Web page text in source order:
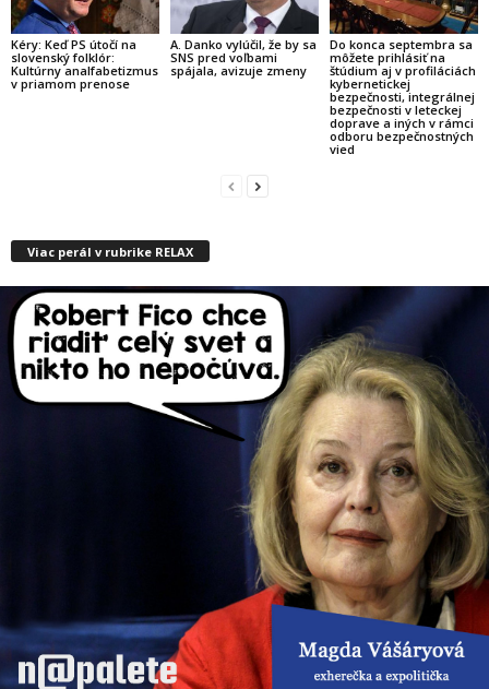
Kéry: Keď PS útočí na
slovenský folklór:
Kultúrny analfabetizmus
v priamom prenose
A. Danko vylúčil, že by sa
SNS pred voľbami
spájala, avizuje zmeny
Do konca septembra sa
môžete prihlásiť na
štúdium aj v profiláciách
kybernetickej
bezpečnosti, integrálnej
bezpečnosti v leteckej
doprave a iných v rámci
odboru bezpečnostných
vied
Viac perál v rubrike RELAX